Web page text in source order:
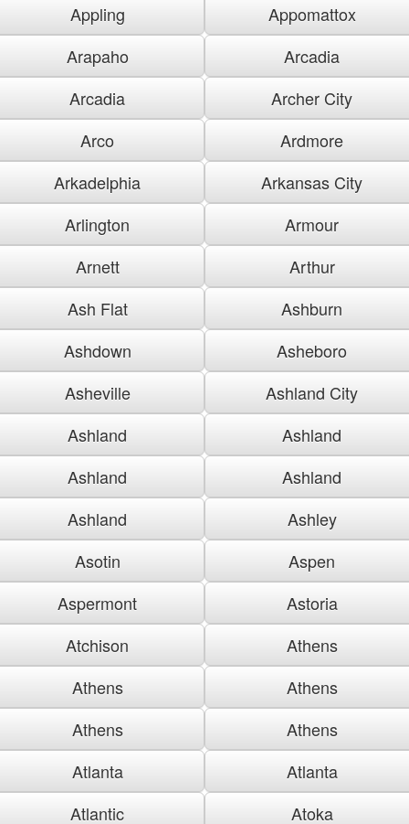
Appling
Appomattox
Arapaho
Arcadia
Arcadia
Archer City
Arco
Ardmore
Arkadelphia
Arkansas City
Arlington
Armour
Arnett
Arthur
Ash Flat
Ashburn
Ashdown
Asheboro
Asheville
Ashland City
Ashland
Ashland
Ashland
Ashland
Ashland
Ashley
Asotin
Aspen
Aspermont
Astoria
Atchison
Athens
Athens
Athens
Athens
Athens
Atlanta
Atlanta
Atlantic
Atoka